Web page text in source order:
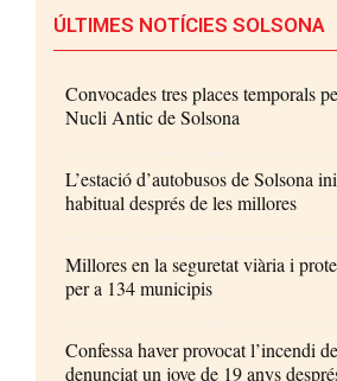
ÚLTIMES NOTÍCIES SOLSONA
Convocades tres places temporals
Nucli Antic de Solsona
L’estació d’autobusos de Solsona
habitual després de les millores
Millores en la seguretat viària i
per a 134 municipis
Confessa haver provocat l’incendi
denunciat un jove de 19 anys